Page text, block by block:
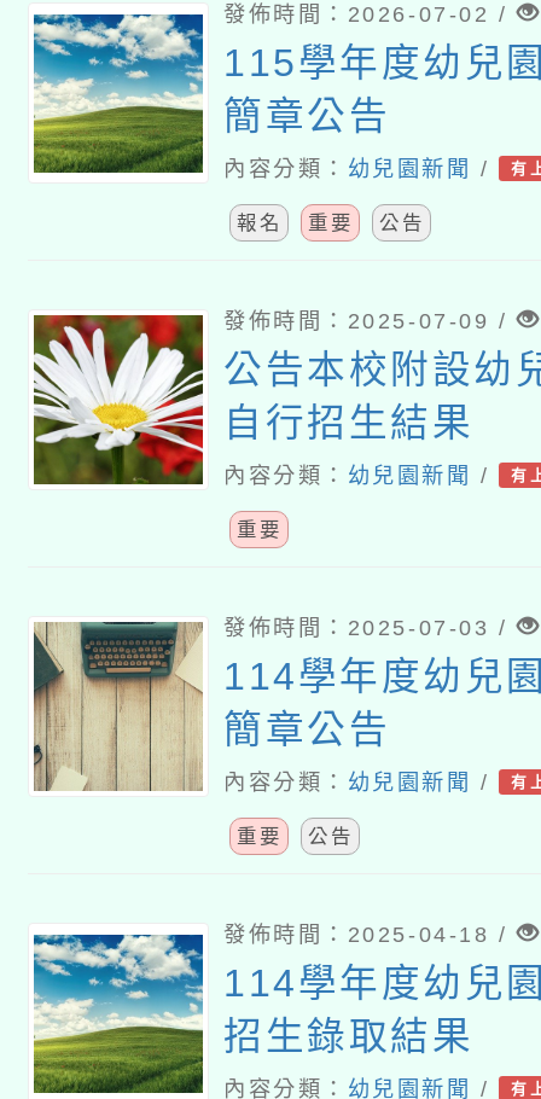
發佈時間：2026-07-02 /
115學年度幼兒
簡章公告
內容分類： 幼兒園新聞 / 有
報名 重要 公告
發佈時間：2025-07-09 /
公告本校附設幼
自行招生結果
內容分類： 幼兒園新聞 / 有
重要
發佈時間：2025-07-03 /
114學年度幼兒
簡章公告
內容分類： 幼兒園新聞 / 有
重要 公告
發佈時間：2025-04-18 /
114學年度幼兒
招生錄取結果
內容分類： 幼兒園新聞 / 有